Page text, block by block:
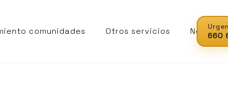
comunidades Otros servicios Noticias
660